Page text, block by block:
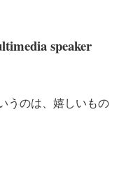
speaker
うのは、嬉しいもの